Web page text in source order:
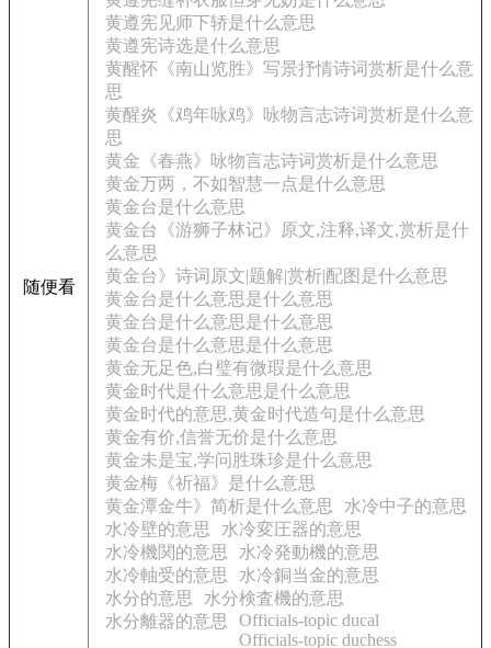
随便看
黄遵宪见师下轿是什么意思
黄遵宪诗选是什么意思
黄醒怀《南山览胜》写景抒情诗词赏析是什么意
思
黄醒炎《鸡年咏鸡》咏物言志诗词赏析是什么意
思
黄金《春燕》咏物言志诗词赏析是什么意思
黄金万两，不如智慧一点是什么意思
黄金台是什么意思
黄金台《游狮子林记》原文,注释,译文,赏析是什
么意思
黄金台》诗词原文|题解|赏析|配图是什么意思
黄金台是什么意思是什么意思
黄金台是什么意思是什么意思
黄金台是什么意思是什么意思
黄金无足色,白璧有微瑕是什么意思
黄金时代是什么意思是什么意思
黄金时代的意思,黄金时代造句是什么意思
黄金有价,信誉无价是什么意思
黄金未是宝,学问胜珠珍是什么意思
黄金梅《祈福》是什么意思
黄金潭金牛》简析是什么意思
水冷中子的意思
水冷壁的意思
水冷変圧器的意思
水冷機関的意思
水冷発動機的意思
水冷軸受的意思
水冷銅当金的意思
水分的意思
水分検査機的意思
水分離器的意思
Officials-topic ducal
Officials-topic duchess